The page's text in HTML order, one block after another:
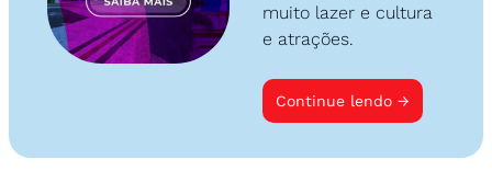
muito lazer e cultura
e atrações.
Continue lendo →